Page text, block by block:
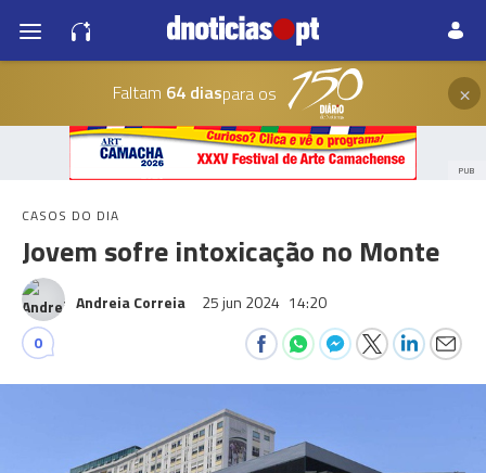
Faltam 64 diaspara os ×
PUB
CASOS DO DIA
Jovem sofre intoxicação no Monte
Andreia Correia 25 jun 2024 14:20
0